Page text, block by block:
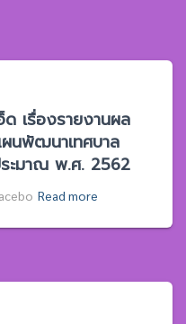
ด เรื่องรายงานผล
ผนพัฒนาเทศบาล
ระมาณ พ.ศ. 2562
Read more